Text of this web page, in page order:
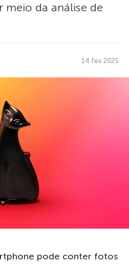
da análise de
14 fev 2025
pode conter fotos